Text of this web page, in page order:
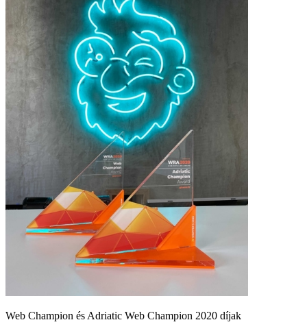
Web Champion és Adriatic Web Champion 2020 díjak